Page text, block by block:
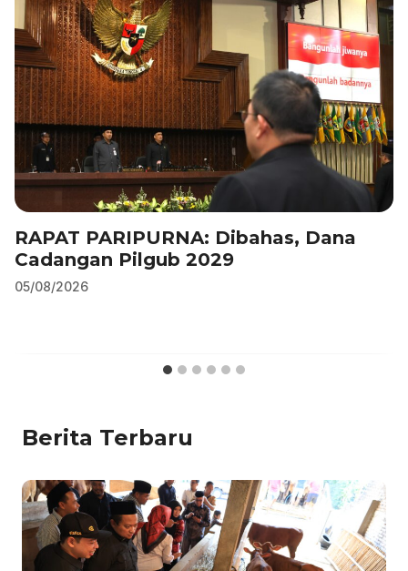
RAPAT PARIPURNA: Dibahas, Dana
Cadangan Pilgub 2029
05/08/2026
Berita Terbaru